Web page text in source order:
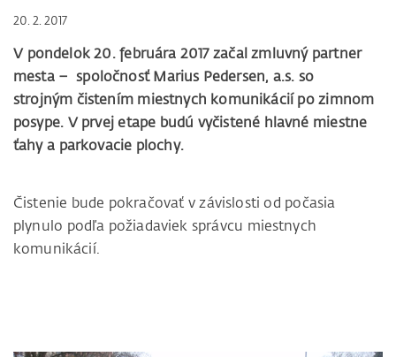
20. 2. 2017
V pondelok 20. februára 2017 začal zmluvný partner
mesta – spoločnosť Marius Pedersen, a.s. so
strojným čistením miestnych komunikácií po zimnom
posype. V prvej etape budú vyčistené hlavné miestne
ťahy a parkovacie plochy.
Čistenie bude pokračovať v závislosti od počasia
plynulo podľa požiadaviek správcu miestnych
komunikácií.